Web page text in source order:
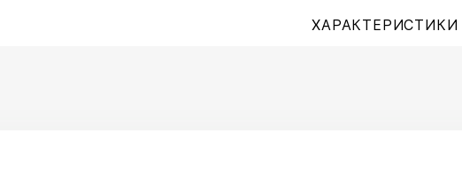
ХАРАКТЕРИСТИКИ